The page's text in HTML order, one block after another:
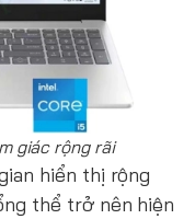
giác rộng rãi
hiển thị rộng
thể trở nên hiện